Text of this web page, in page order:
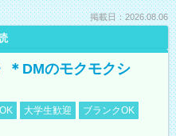
掲載日：2026.08.06
＊DMのモクモクシ
大学生歓迎
ブランクOK